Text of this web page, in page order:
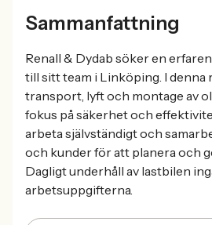
Sammanfattning
Renall & Dydab söker en
till sitt team i Linköping. I denna
transport, lyft och montage av
fokus på säkerhet och
arbeta självständigt och
och kunder för att planera och
Dagligt underhåll av lastbilen
arbetsuppgifterna.